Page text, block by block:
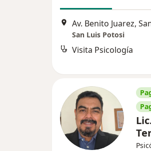
Av. Benito Juarez,
San Luis Potosi
Visita Psicología